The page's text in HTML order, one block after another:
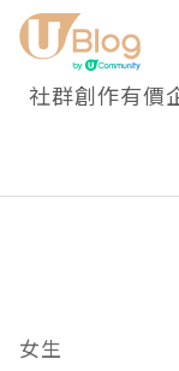
社群創作有價
女生